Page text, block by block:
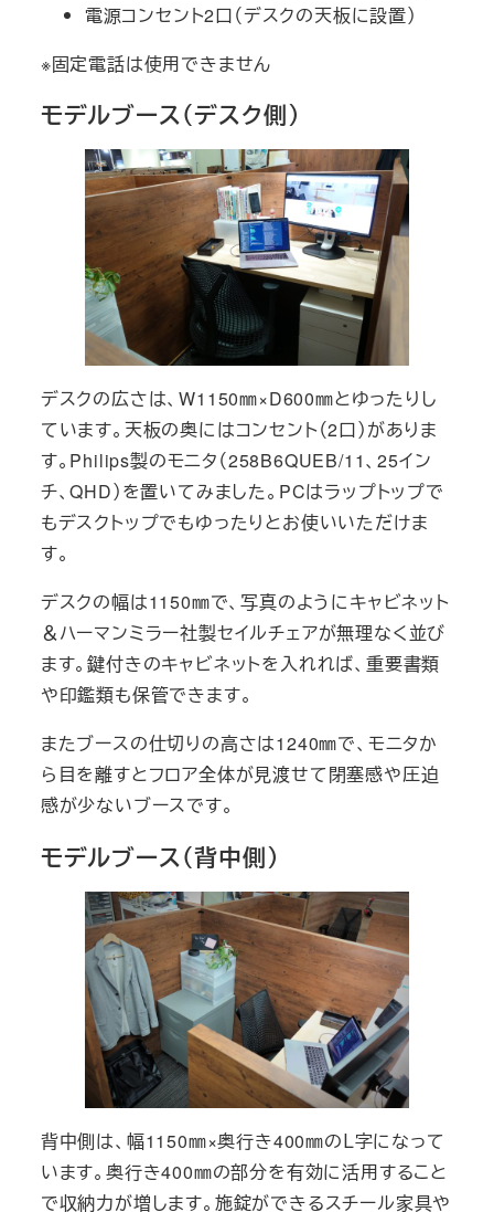
電源コンセント2口（デスクの天板に設置）
※固定電話は使用できません
モデルブース（デスク側）
デスクの広さは、W1150㎜×D600㎜とゆったりし
ています。天板の奥にはコンセント（2口）がありま
す。Philips製のモニタ（258B6QUEB/11、25イン
チ、QHD）を置いてみました。PCはラップトップで
もデスクトップでもゆったりとお使いいただけま
す。
デスクの幅は1150㎜で、写真のようにキャビネット
＆ハーマンミラー社製セイルチェアが無理なく並び
ます。鍵付きのキャビネットを入れれば、重要書類
や印鑑類も保管できます。
またブースの仕切りの高さは1240㎜で、モニタか
ら目を離すとフロア全体が見渡せて閉塞感や圧迫
感が少ないブースです。
モデルブース（背中側）
背中側は、幅1150㎜×奥行き400㎜のＬ字になって
います。奥行き400㎜の部分を有効に活用すること
で収納力が増します。施錠ができるスチール家具や